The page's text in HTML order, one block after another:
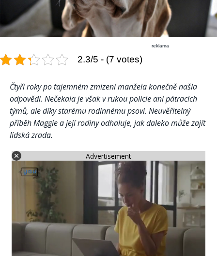
reklama
2.3/5 - (7 votes)
Čtyři roky po tajemném zmizení manžela konečně našla
odpovědi. Nečekala je však v rukou policie ani pátracích
týmů, ale díky starému rodinnému psovi. Neuvěřitelný
příběh Maggie a její rodiny odhaluje, jak daleko může zajít
lidská zrada.
Advertisement